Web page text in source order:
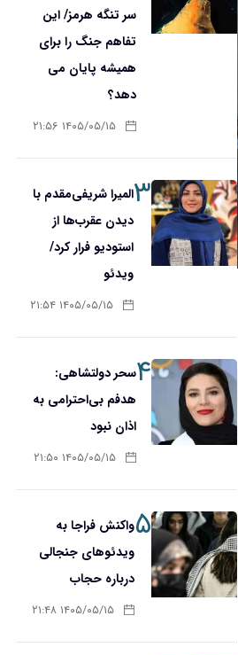
سر تنگه هرمز/ این
تفاهم جنگ را برای
همیشه پایان می
دهد؟
۱۴۰۵/۰۵/۱۵ ۲۱:۵۶
۳المیرا شریفی‌مقدم با
دیدن عقرب‌ها از
استودیو فرار کرد/
ویدئو
۱۴۰۵/۰۵/۱۵ ۲۱:۵۴
۴سحر دولتشاهی:
هدفم بی‌احترامی به
اذان نبود
۱۴۰۵/۰۵/۱۵ ۲۱:۵۰
۵واکنش فراجا به
ویدئوهای جنجالی
درباره حجاب
۱۴۰۵/۰۵/۱۵ ۲۱:۴۸